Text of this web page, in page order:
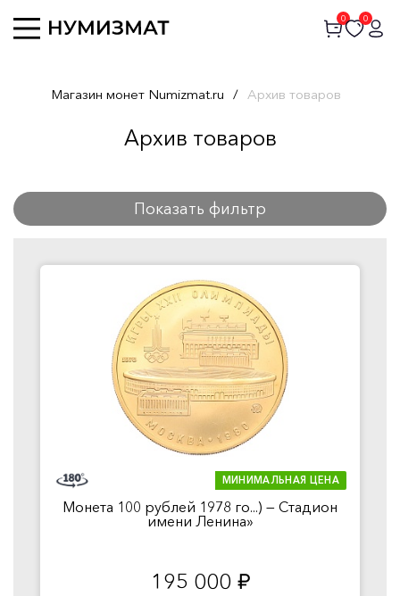
0 0
Магазин монет Numizmat.ru / Архив товаров
Архив товаров
Показать фильтр
МИНИМАЛЬНАЯ ЦЕНА
Монета 100 рублей 1978 го...) — Стадион
имени Ленина»
195 000 руб.